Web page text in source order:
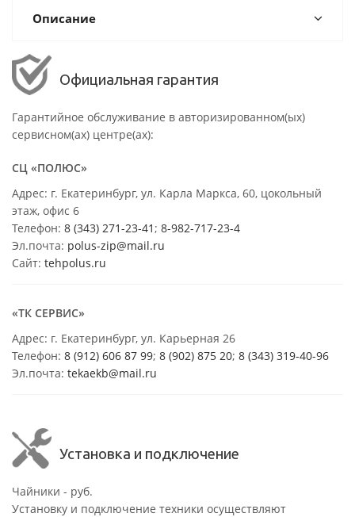
Описание
Официальная гарантия
Гарантийное обслуживание в авторизированном(ых)
сервисном(ах) центре(ах):
СЦ «ПОЛЮС»
Адрес: г. Екатеринбург, ул. Карла Маркса, 60, цокольный
этаж, офис 6
Телефон: 8 (343) 271-23-41 ; 8-982-717-23-4
Эл.почта: polus-zip@mail.ru
Сайт: tehpolus.ru
«ТК СЕРВИС»
Адрес: г. Екатеринбург, ул. Карьерная 26
Телефон: 8 (912) 606 87 99; 8 (902) 875 20; 8 (343) 319-40-96
Эл.почта: tekaekb@mail.ru
Установка и подключение
Чайники - руб.
Установку и подключение техники осуществляют